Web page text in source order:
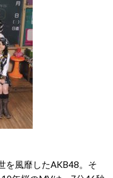
を風靡したAKB48。そ